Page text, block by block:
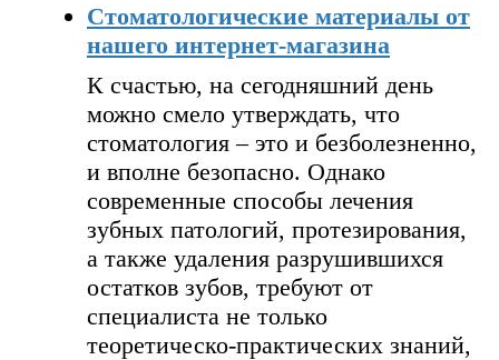
Стоматологические материалы от
нашего интернет-магазина
К счастью, на сегодняшний день
можно смело утверждать, что
стоматология – это и безболезненно,
и вполне безопасно. Однако
современные способы лечения
зубных патологий, протезирования,
а также удаления разрушившихся
остатков зубов, требуют от
специалиста не только
теоретическо-практических знаний,